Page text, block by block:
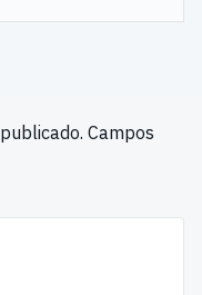
Campos